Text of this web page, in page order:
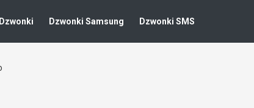
Dzwonki Samsung Dzwonki SMS